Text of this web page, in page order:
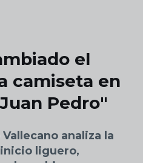
el
camiseta en
Pedro"
analiza la
liguero,